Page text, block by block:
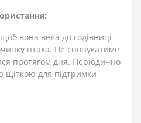
вона вела до годівниці
птаха. Це спонукатиме
протягом дня. Періодично
щіткою для підтримки